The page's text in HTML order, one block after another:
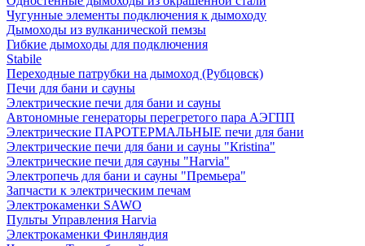
Чугунные элементы подключения к дымоходу
Дымоходы из вулканической пемзы
Гибкие дымоходы для подключения
Stabile
Переходные патрубки на дымоход (Рубцовск)
Печи для бани и сауны
Электрические печи для бани и сауны
Автономные генераторы перегретого пара АЭГПП
Электрические ПАРОТЕРМАЛЬНЫЕ печи для бани
Электрические печи для бани и сауны "Кristina"
Электрические печи для сауны "Harvia"
Электропечь для бани и сауны "Премьера"
Запчасти к электрическим печам
Электрокаменки SAWO
Пульты Управления Harvia
Электрокаменки Финляндия